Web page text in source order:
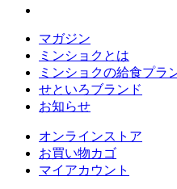
マガジン
ミンショクとは
ミンショクの給食プラ
せといろブランド
お知らせ
オンラインストア
お買い物カゴ
マイアカウント